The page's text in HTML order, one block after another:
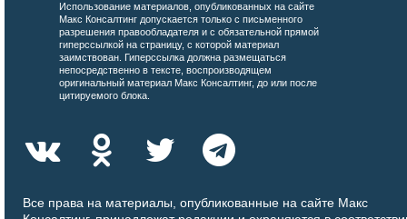
Использование материалов, опубликованных на сайте
Макс Консалтинг допускается только с письменного
разрешения правообладателя и с обязательной прямой
гиперссылкой на страницу, с которой материал
заимствован. Гиперссылка должна размещаться
непосредственно в тексте, воспроизводящем
оригинальный материал Макс Консалтинг, до или после
цитируемого блока.
Все права на материалы, опубликованные на сайте Макс